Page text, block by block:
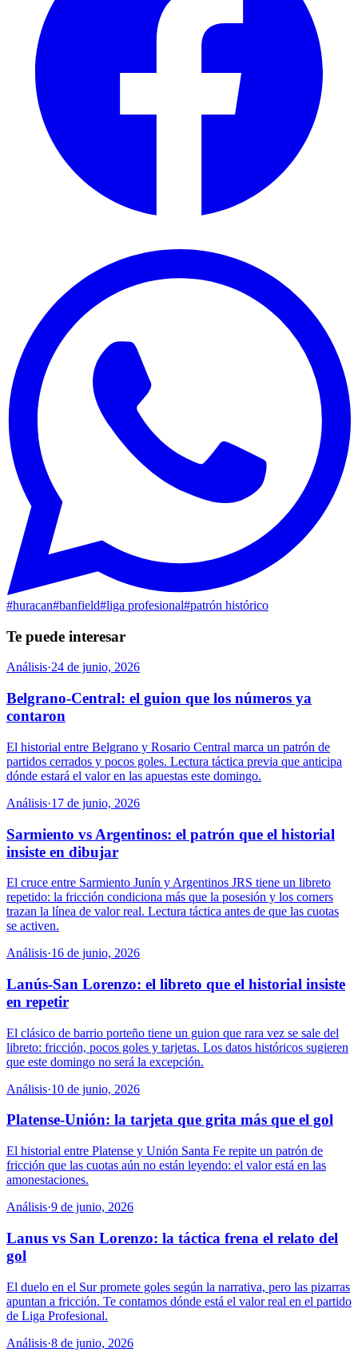
#huracan#banfield#liga profesional#patrón histórico
Te puede interesar
Análisis·24 de junio, 2026
Belgrano-Central: el guion que los números ya
contaron
El historial entre Belgrano y Rosario Central marca un patrón de
partidos cerrados y pocos goles. Lectura táctica previa que anticipa
dónde estará el valor en las apuestas este domingo.
Análisis·17 de junio, 2026
Sarmiento vs Argentinos: el patrón que el historial
insiste en dibujar
El cruce entre Sarmiento Junín y Argentinos JRS tiene un libreto
repetido: la fricción condiciona más que la posesión y los corners
trazan la línea de valor real. Lectura táctica antes de que las cuotas
se activen.
Análisis·16 de junio, 2026
Lanús-San Lorenzo: el libreto que el historial insiste
en repetir
El clásico de barrio porteño tiene un guion que rara vez se sale del
libreto: fricción, pocos goles y tarjetas. Los datos históricos sugieren
que este domingo no será la excepción.
Análisis·10 de junio, 2026
Platense-Unión: la tarjeta que grita más que el gol
El historial entre Platense y Unión Santa Fe repite un patrón de
fricción que las cuotas aún no están leyendo: el valor está en las
amonestaciones.
Análisis·9 de junio, 2026
Lanus vs San Lorenzo: la táctica frena el relato del
gol
El duelo en el Sur promete goles según la narrativa, pero las pizarras
apuntan a fricción. Te contamos dónde está el valor real en el partido
de Liga Profesional.
Análisis·8 de junio, 2026